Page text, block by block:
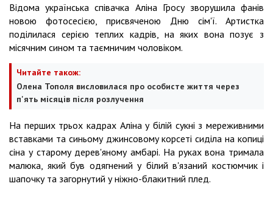
Відома українська співачка Аліна Гросу зворушила фанів
новою фотосесією, присвяченою Дню сім'ї. Артистка
поділилася серією теплих кадрів, на яких вона позує з
місячним сином та таємничим чоловіком.
Читайте також:
Олена Тополя висловилася про особисте життя через
п'ять місяців після розлучення
На перших трьох кадрах Аліна у білій сукні з мереживними
вставками та синьому джинсовому корсеті сиділа на копиці
сіна у старому дерев'яному амбарі. На руках вона тримала
малюка, який був одягнений у білий в'язаний костюмчик і
шапочку та загорнутий у ніжно-блакитний плед.